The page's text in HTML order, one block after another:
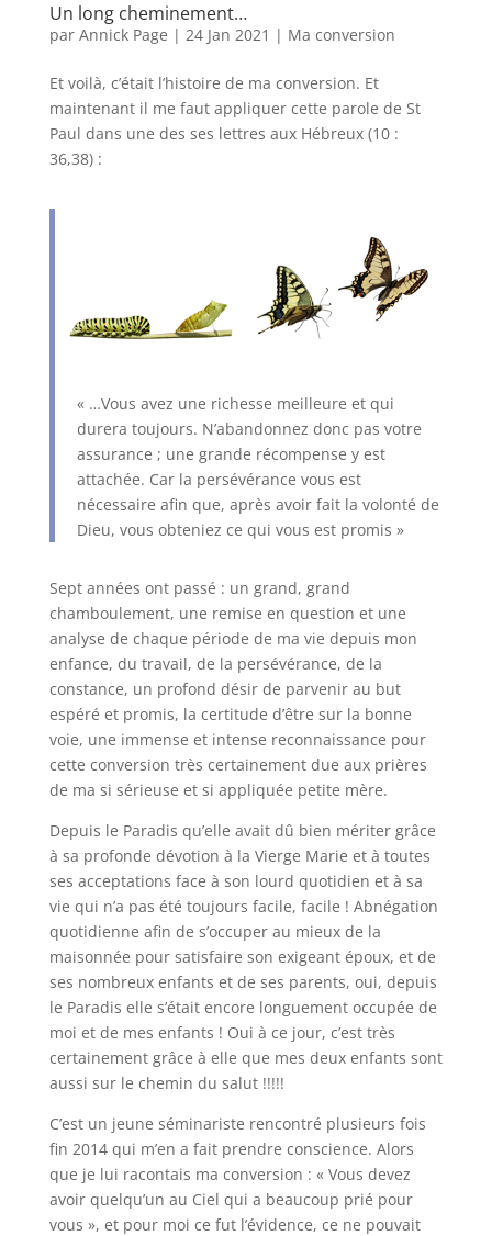
Un long cheminement…
par Annick Page | 24 Jan 2021 | Ma conversion
Et voilà, c’était l’histoire de ma conversion. Et
maintenant il me faut appliquer cette parole de St
Paul dans une des ses lettres aux Hébreux (10 :
36,38) :
« …Vous avez une richesse meilleure et qui
durera toujours. N’abandonnez donc pas votre
assurance ; une grande récompense y est
attachée. Car la persévérance vous est
nécessaire afin que, après avoir fait la volonté de
Dieu, vous obteniez ce qui vous est promis »
Sept années ont passé : un grand, grand
chamboulement, une remise en question et une
analyse de chaque période de ma vie depuis mon
enfance, du travail, de la persévérance, de la
constance, un profond désir de parvenir au but
espéré et promis, la certitude d’être sur la bonne
voie, une immense et intense reconnaissance pour
cette conversion très certainement due aux prières
de ma si sérieuse et si appliquée petite mère.
Depuis le Paradis qu’elle avait dû bien mériter grâce
à sa profonde dévotion à la Vierge Marie et à toutes
ses acceptations face à son lourd quotidien et à sa
vie qui n’a pas été toujours facile, facile ! Abnégation
quotidienne afin de s’occuper au mieux de la
maisonnée pour satisfaire son exigeant époux, et de
ses nombreux enfants et de ses parents, oui, depuis
le Paradis elle s’était encore longuement occupée de
moi et de mes enfants ! Oui à ce jour, c’est très
certainement grâce à elle que mes deux enfants sont
aussi sur le chemin du salut !!!!!
C’est un jeune séminariste rencontré plusieurs fois
fin 2014 qui m’en a fait prendre conscience. Alors
que je lui racontais ma conversion : « Vous devez
avoir quelqu’un au Ciel qui a beaucoup prié pour
vous », et pour moi ce fut l’évidence, ce ne pouvait